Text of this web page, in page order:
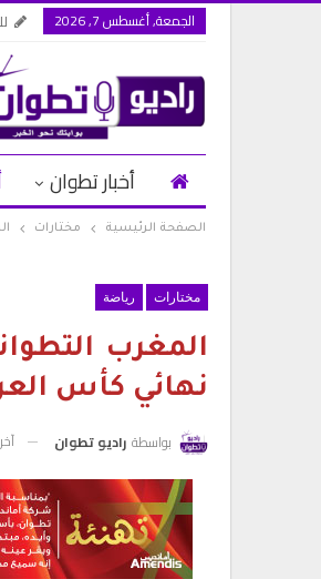
الجمعة, أغسطس 7, 2026
أخبار تطوان
الصفحة الرئيسية مختارات
مختارات رياضة
المغرب
نهائي كأس
بواسطة راديو تطوان